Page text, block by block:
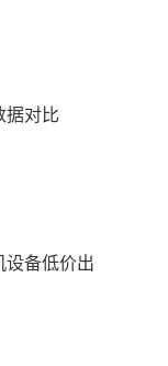
据对比
设备低价出